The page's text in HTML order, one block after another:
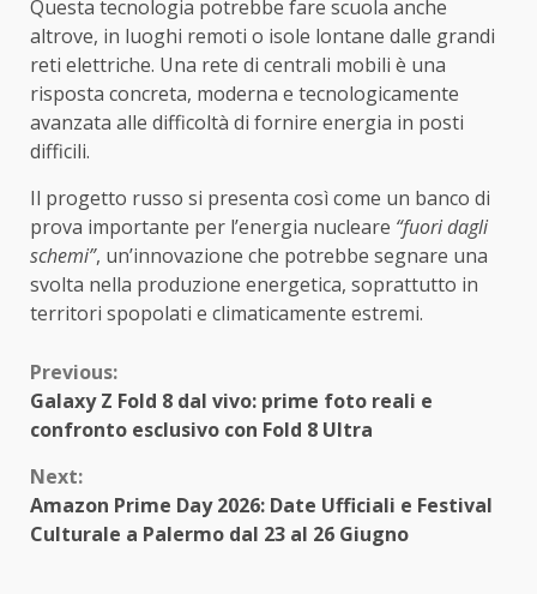
Questa tecnologia potrebbe fare scuola anche
altrove, in luoghi remoti o isole lontane dalle grandi
reti elettriche. Una rete di centrali mobili è una
risposta concreta, moderna e tecnologicamente
avanzata alle difficoltà di fornire energia in posti
difficili.
Il progetto russo si presenta così come un banco di
prova importante per l’energia nucleare “fuori dagli
schemi”, un’innovazione che potrebbe segnare una
svolta nella produzione energetica, soprattutto in
territori spopolati e climaticamente estremi.
Continue
Reading
Previous:
Galaxy Z Fold 8 dal vivo: prime foto reali e
confronto esclusivo con Fold 8 Ultra
Next:
Amazon Prime Day 2026: Date Ufficiali e Festival
Culturale a Palermo dal 23 al 26 Giugno